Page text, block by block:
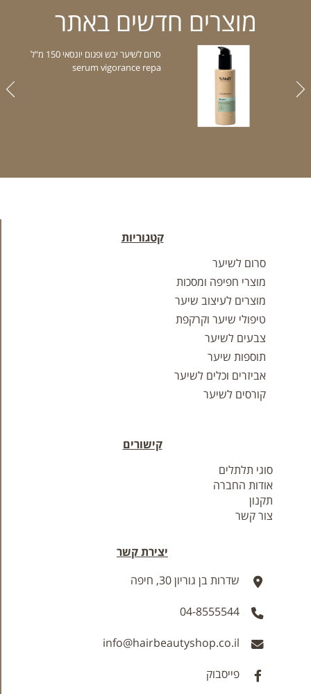
מוצרים חדשים באתר
סרום לשיער יבש ופגום יונסאי 150 מ"ל
serum vigorance repa
קטגוריות
סרום לשיער
מוצרי חפיפה ומסכות
מוצרים לעיצוב שיער
טיפולי שיער וקרקפת
צבעים לשיער
תוספות שיער
אביזרים וכלים לשיער
קורסים לשיער
קישורים
סוגי תלתלים
אודות החברה
תקנון
צור קשר
יצירת קשר
שדרות בן גוריון 30, חיפה
04-8555544
info@hairbeautyshop.co.il
פייסבוק